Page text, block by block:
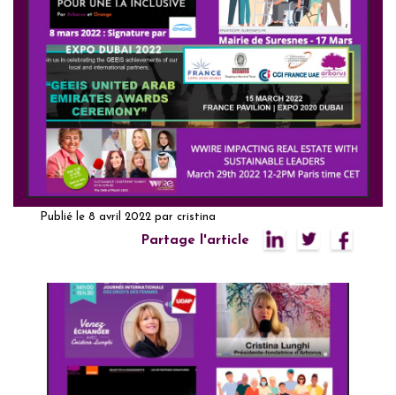
Publié le 8 avril 2022 par cristina
Partage l'article